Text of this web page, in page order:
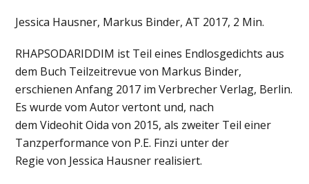
Jessica Hausner, Markus Binder, AT 2017, 2 Min.
RHAPSODARIDDIM ist Teil eines Endlosgedichts aus
dem Buch Teilzeitrevue von Markus Binder,
erschienen Anfang 2017 im Verbrecher Verlag, Berlin.
Es wurde vom Autor vertont und, nach
dem Videohit Oida von 2015, als zweiter Teil einer
Tanzperformance von P.E. Finzi unter der
Regie von Jessica Hausner realisiert.